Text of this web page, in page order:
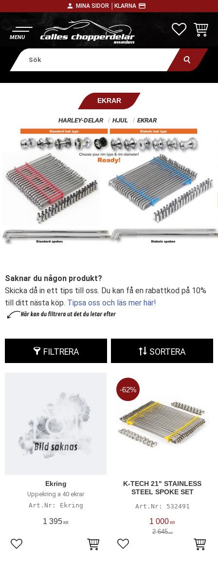
person MINA SIDOR │ KLARNA payment
EKRAR
HARLEY-DELAR HJUL EKRAR
Saknar du någon produkt?
Skicka då in ett tips till oss. Du kan få en rabattkod på 10%
till ditt nästa köp. Tipsa oss och läs mer här!
FILTRERA SORTERA
Ekring
Uppekring a 40 ekrar
Ekring
1 395 KR
Lägg till i favoriter
K-TECH 21" STAINLESS
STEEL SPOKE SET
532491
1 000 KR
2 645KR
62%
Lägg till i favoriter